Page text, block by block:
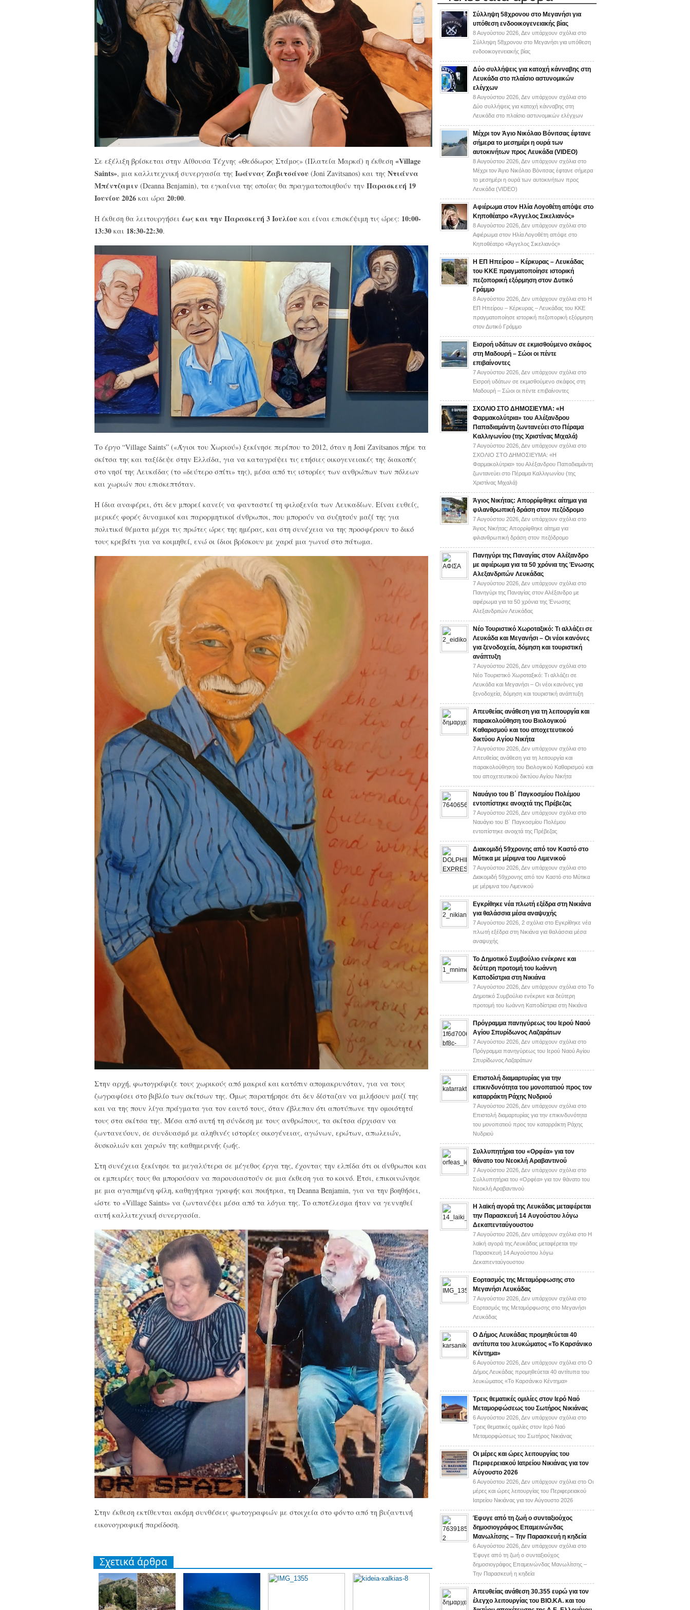
Σε εξέλιξη βρίσκεται στην Αίθουσα Τέχνης «Θεόδωρος Στάμος» (Πλατεία Μαρκά) η έκθεση «Village
Saints», μια καλλιτεχνική συνεργασία της Ιωάννας Ζαβιτσάνου (Joni Zavitsanos) και της Ντιάννα
Μπέντζαμιν (Deanna Benjamin), τα εγκαίνια της οποίας θα πραγματοποιηθούν την Παρασκευή 19
Ιουνίου 2026 και ώρα 20:00.
Η έκθεση θα λειτουργήσει έως και την Παρασκευή 3 Ιουλίου και είναι επισκέψιμη τις ώρες: 10:00-
13:30 και 18:30-22:30.
Το έργο “Village Saints” («Άγιοι του Χωριού») ξεκίνησε περίπου το 2012, όταν η Joni Zavitsanos πήρε τα
σκίτσα της και ταξίδεψε στην Ελλάδα, για να καταγράψει τις ετήσιες οικογενειακές της διακοπές
στο νησί της Λευκάδας (το «δεύτερο σπίτι» της), μέσα από τις ιστορίες των ανθρώπων των πόλεων
και χωριών που επισκεπτόταν.
Η ίδια αναφέρει, ότι δεν μπορεί κανείς να φανταστεί τη φιλοξενία των Λευκαδίων. Είναι ευθείς,
μερικές φορές δυναμικοί και παρορμητικοί άνθρωποι, που μπορούν να συζητούν μαζί της για
πολιτικά θέματα μέχρι τις πρώτες ώρες της ημέρας, και στη συνέχεια να της προσφέρουν το δικό
τους κρεβάτι για να κοιμηθεί, ενώ οι ίδιοι βρίσκουν με χαρά μια γωνιά στο πάτωμα.
Στην αρχή, φωτογράφιζε τους χωρικούς από μακριά και κατόπιν απομακρυνόταν, για να τους
ζωγραφίσει στο βιβλίο των σκίτσων της. Όμως παρατήρησε ότι δεν δίσταζαν να μιλήσουν μαζί της
και να της πουν λίγα πράγματα για τον εαυτό τους, όταν έβλεπαν ότι αποτύπωνε την ομοιότητά
τους στα σκίτσα της. Μέσα από αυτή τη σύνδεση με τους ανθρώπους, τα σκίτσα άρχισαν να
ζωντανεύουν, σε συνδυασμό με αληθινές ιστορίες οικογένειας, αγώνων, ερώτων, απωλειών,
δυσκολιών και χαρών της καθημερινής ζωής.
Στη συνέχεια ξεκίνησε τα μεγαλύτερα σε μέγεθος έργα της, έχοντας την ελπίδα ότι οι άνθρωποι και
οι εμπειρίες τους θα μπορούσαν να παρουσιαστούν σε μια έκθεση για το κοινό. Έτσι, επικοινώνησε
με μια αγαπημένη φίλη, καθηγήτρια γραφής και ποιήτρια, τη Deanna Benjamin, για να την βοηθήσει,
ώστε το «Village Saints» να ζωντανέψει μέσα από τα λόγια της. Το αποτέλεσμα ήταν να γεννηθεί
αυτή καλλιτεχνική συνεργασία.
Στην έκθεση εκτίθενται ακόμη συνθέσεις φωτογραφιών με στοιχεία στο φόντο από τη βυζαντινή
εικονογραφική παράδοση.
Σχετικά άρθρα
Σύλληψη 58χρονου στο Μεγανήσι για
υπόθεση ενδοοικογενειακής βίας
8 Αυγούστου 2026, Δεν υπάρχουν σχόλια στο
Σύλληψη 58χρονου στο Μεγανήσι για υπόθεση
ενδοοικογενειακής βίας
Δύο συλλήψεις για κατοχή κάνναβης στη
Λευκάδα στο πλαίσιο αστυνομικών
ελέγχων
8 Αυγούστου 2026, Δεν υπάρχουν σχόλια στο
Δύο συλλήψεις για κατοχή κάνναβης στη
Λευκάδα στο πλαίσιο αστυνομικών ελέγχων
Mέχρι τον Άγιο Νικόλαο Βόνιτσας έφτανε
σήμερα το μεσημέρι η ουρά των
αυτοκινήτων προς Λευκάδα (VIDEO)
8 Αυγούστου 2026, Δεν υπάρχουν σχόλια στο
Mέχρι τον Άγιο Νικόλαο Βόνιτσας έφτανε σήμερα
το μεσημέρι η ουρά των αυτοκινήτων προς
Λευκάδα (VIDEO)
Αφιέρωμα στον Ηλία Λογοθέτη απόψε στο
Κηποθέατρο «Άγγελος Σικελιανός»
8 Αυγούστου 2026, Δεν υπάρχουν σχόλια στο
Αφιέρωμα στον Ηλία Λογοθέτη απόψε στο
Κηποθέατρο «Άγγελος Σικελιανός»
Η ΕΠ Ηπείρου – Κέρκυρας – Λευκάδας
του ΚΚΕ πραγματοποίησε ιστορική
πεζοπορική εξόρμηση στον Δυτικό
Γράμμο
8 Αυγούστου 2026, Δεν υπάρχουν σχόλια στο Η
ΕΠ Ηπείρου – Κέρκυρας – Λευκάδας του ΚΚΕ
πραγματοποίησε ιστορική πεζοπορική εξόρμηση
στον Δυτικό Γράμμο
Εισροή υδάτων σε εκμισθούμενο σκάφος
στη Μαδουρή – Σώοι οι πέντε
επιβαίνοντες
7 Αυγούστου 2026, Δεν υπάρχουν σχόλια στο
Εισροή υδάτων σε εκμισθούμενο σκάφος στη
Μαδουρή – Σώοι οι πέντε επιβαίνοντες
ΣΧΟΛΙΟ ΣΤΟ ΔΗΜΟΣΙΕΥΜΑ: «Η
Φαρμακολύτρια» του Αλέξανδρου
Παπαδιαμάντη ζωντανεύει στο Πέραμα
Καλλιγωνίου (της Χριστίνας Μιχαλά)
7 Αυγούστου 2026, Δεν υπάρχουν σχόλια στο
ΣΧΟΛΙΟ ΣΤΟ ΔΗΜΟΣΙΕΥΜΑ: «Η
Φαρμακολύτρια» του Αλέξανδρου Παπαδιαμάντη
ζωντανεύει στο Πέραμα Καλλιγωνίου (της
Χριστίνας Μιχαλά)
Άγιος Νικήτας: Απορρίφθηκε αίτημα για
φιλανθρωπική δράση στον πεζόδρομο
7 Αυγούστου 2026, Δεν υπάρχουν σχόλια στο
Άγιος Νικήτας: Απορρίφθηκε αίτημα για
φιλανθρωπική δράση στον πεζόδρομο
Πανηγύρι της Παναγίας στον Αλέξανδρο
με αφιέρωμα για τα 50 χρόνια της Ένωσης
Αλεξανδριτών Λευκάδας
7 Αυγούστου 2026, Δεν υπάρχουν σχόλια στο
Πανηγύρι της Παναγίας στον Αλέξανδρο με
αφιέρωμα για τα 50 χρόνια της Ένωσης
Αλεξανδριτών Λευκάδας
Νέο Τουριστικό Χωροταξικό: Τι αλλάζει σε
Λευκάδα και Μεγανήσι – Οι νέοι κανόνες
για ξενοδοχεία, δόμηση και τουριστική
ανάπτυξη
7 Αυγούστου 2026, Δεν υπάρχουν σχόλια στο
Νέο Τουριστικό Χωροταξικό: Τι αλλάζει σε
Λευκάδα και Μεγανήσι – Οι νέοι κανόνες για
ξενοδοχεία, δόμηση και τουριστική ανάπτυξη
Απευθείας ανάθεση για τη λειτουργία και
παρακολούθηση του Βιολογικού
Καθαρισμού και του αποχετευτικού
δικτύου Αγίου Νικήτα
7 Αυγούστου 2026, Δεν υπάρχουν σχόλια στο
Απευθείας ανάθεση για τη λειτουργία και
παρακολούθηση του Βιολογικού Καθαρισμού και
του αποχετευτικού δικτύου Αγίου Νικήτα
Ναυάγιο του Β΄ Παγκοσμίου Πολέμου
εντοπίστηκε ανοιχτά της Πρέβεζας
7 Αυγούστου 2026, Δεν υπάρχουν σχόλια στο
Ναυάγιο του Β΄ Παγκοσμίου Πολέμου
εντοπίστηκε ανοιχτά της Πρέβεζας
Διακομιδή 59χρονης από τον Καστό στο
Μύτικα με μέριμνα του Λιμενικού
7 Αυγούστου 2026, Δεν υπάρχουν σχόλια στο
Διακομιδή 59χρονης από τον Καστό στο Μύτικα
με μέριμνα του Λιμενικού
Εγκρίθηκε νέα πλωτή εξέδρα στη Νικιάνα
για θαλάσσια μέσα αναψυχής
7 Αυγούστου 2026, 2 σχόλια στο Εγκρίθηκε νέα
πλωτή εξέδρα στη Νικιάνα για θαλάσσια μέσα
αναψυχής
Το Δημοτικό Συμβούλιο ενέκρινε και
δεύτερη προτομή του Ιωάννη
Καποδίστρια στη Νικιάνα
7 Αυγούστου 2026, Δεν υπάρχουν σχόλια στο Το
Δημοτικό Συμβούλιο ενέκρινε και δεύτερη
προτομή του Ιωάννη Καποδίστρια στη Νικιάνα
Πρόγραμμα πανηγύρεως του Ιερού Ναού
Αγίου Σπυρίδωνος Λαζαράτων
7 Αυγούστου 2026, Δεν υπάρχουν σχόλια στο
Πρόγραμμα πανηγύρεως του Ιερού Ναού Αγίου
Σπυρίδωνος Λαζαράτων
Επιστολή διαμαρτυρίας για την
επικινδυνότητα του μονοπατιού προς τον
καταρράκτη Ράχης Νυδριού
7 Αυγούστου 2026, Δεν υπάρχουν σχόλια στο
Επιστολή διαμαρτυρίας για την επικινδυνότητα
του μονοπατιού προς τον καταρράκτη Ράχης
Νυδριού
Συλλυπητήρια του «Ορφέα» για τον
θάνατο του Νεοκλή Αραβαντινού
7 Αυγούστου 2026, Δεν υπάρχουν σχόλια στο
Συλλυπητήρια του «Ορφέα» για τον θάνατο του
Νεοκλή Αραβαντινού
Η λαϊκή αγορά της Λευκάδας μεταφέρεται
την Παρασκευή 14 Αυγούστου λόγω
Δεκαπενταύγουστου
7 Αυγούστου 2026, Δεν υπάρχουν σχόλια στο Η
λαϊκή αγορά της Λευκάδας μεταφέρεται την
Παρασκευή 14 Αυγούστου λόγω
Δεκαπενταύγουστου
Εορτασμός της Μεταμόρφωσης στο
Μεγανήσι Λευκάδας
7 Αυγούστου 2026, Δεν υπάρχουν σχόλια στο
Εορτασμός της Μεταμόρφωσης στο Μεγανήσι
Λευκάδας
Ο Δήμος Λευκάδας προμηθεύεται 40
αντίτυπα του λευκώματος «Το Καρσάνικο
Κέντημα»
6 Αυγούστου 2026, Δεν υπάρχουν σχόλια στο Ο
Δήμος Λευκάδας προμηθεύεται 40 αντίτυπα του
λευκώματος «Το Καρσάνικο Κέντημα»
Τρεις θεματικές ομιλίες στον Ιερό Ναό
Μεταμορφώσεως του Σωτήρος Νικιάνας
6 Αυγούστου 2026, Δεν υπάρχουν σχόλια στο
Τρεις θεματικές ομιλίες στον Ιερό Ναό
Μεταμορφώσεως του Σωτήρος Νικιάνας
Οι μέρες και ώρες λειτουργίας του
Περιφερειακού Ιατρείου Νικιάνας για τον
Αύγουστο 2026
6 Αυγούστου 2026, Δεν υπάρχουν σχόλια στο Οι
μέρες και ώρες λειτουργίας του Περιφερειακού
Ιατρείου Νικιάνας για τον Αύγουστο 2026
Έφυγε από τη ζωή ο συνταξιούχος
δημοσιογράφος Επαμεινώνδας
Μανωλίτσης – Την Παρασκευή η κηδεία
6 Αυγούστου 2026, Δεν υπάρχουν σχόλια στο
Έφυγε από τη ζωή ο συνταξιούχος
δημοσιογράφος Επαμεινώνδας Μανωλίτσης –
Την Παρασκευή η κηδεία
Απευθείας ανάθεση 30.355 ευρώ για τον
έλεγχο λειτουργίας του ΒΙΟ.ΚΑ. και του